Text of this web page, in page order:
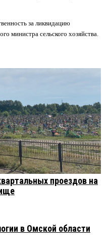
за ликвидацию
министра сельского хозяйства.
проездов на
в Омской области